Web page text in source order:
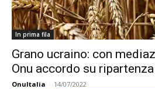
In prima fila
Grano ucraino: con
Onu accordo su
OnuItalia - 14/07/2022